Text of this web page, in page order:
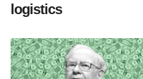
logistics